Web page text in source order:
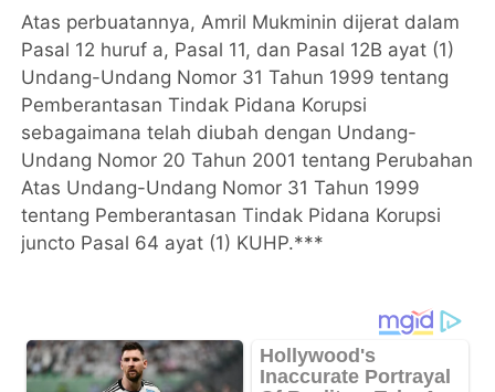
Atas perbuatannya, Amril Mukminin dijerat dalam
Pasal 12 huruf a, Pasal 11, dan Pasal 12B ayat (1)
Undang-Undang Nomor 31 Tahun 1999 tentang
Pemberantasan Tindak Pidana Korupsi
sebagaimana telah diubah dengan Undang-
Undang Nomor 20 Tahun 2001 tentang Perubahan
Atas Undang-Undang Nomor 31 Tahun 1999
tentang Pemberantasan Tindak Pidana Korupsi
juncto Pasal 64 ayat (1) KUHP.***